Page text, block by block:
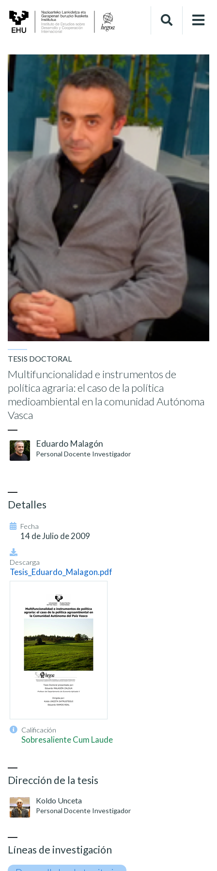
TESIS DOCTORAL
Multifuncionalidad e instrumentos de
política agraria: el caso de la política
medioambiental en la comunidad Autónoma
Vasca
Eduardo Malagón
Personal Docente Investigador
Detalles
Fecha
14 de Julio de 2009
Descarga
Tesis_Eduardo_Malagon.pdf
Calificación
Sobresaliente Cum Laude
Dirección de la tesis
Koldo Unceta
Personal Docente Investigador
Líneas de investigación